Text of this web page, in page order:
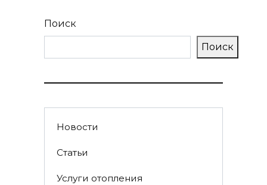
Поиск
Поиск
Новости
Статьи
Услуги отопления